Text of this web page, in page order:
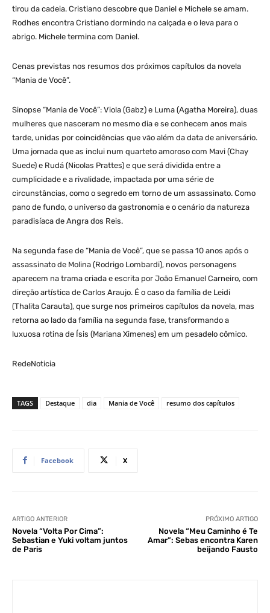
tirou da cadeia. Cristiano descobre que Daniel e Michele se amam.
Rodhes encontra Cristiano dormindo na calçada e o leva para o
abrigo. Michele termina com Daniel.
Cenas previstas nos resumos dos próximos capítulos da novela
“Mania de Você”.
Sinopse “Mania de Você”: Viola (Gabz) e Luma (Agatha Moreira), duas
mulheres que nasceram no mesmo dia e se conhecem anos mais
tarde, unidas por coincidências que vão além da data de aniversário.
Uma jornada que as inclui num quarteto amoroso com Mavi (Chay
Suede) e Rudá (Nicolas Prattes) e que será dividida entre a
cumplicidade e a rivalidade, impactada por uma série de
circunstâncias, como o segredo em torno de um assassinato. Como
pano de fundo, o universo da gastronomia e o cenário da natureza
paradisíaca de Angra dos Reis.
Na segunda fase de “Mania de Você”, que se passa 10 anos após o
assassinato de Molina (Rodrigo Lombardi), novos personagens
aparecem na trama criada e escrita por João Emanuel Carneiro, com
direção artística de Carlos Araujo. É o caso da família de Leidi
(Thalita Carauta), que surge nos primeiros capítulos da novela, mas
retorna ao lado da família na segunda fase, transformando a
luxuosa rotina de Ísis (Mariana Ximenes) em um pesadelo cômico.
RedeNoticia
TAGS Destaque dia Mania de Você resumo dos capítulos
Facebook X
ARTIGO ANTERIOR
Novela “Volta Por Cima”:
Sebastian e Yuki voltam juntos
de Paris
PRÓXIMO ARTIGO
Novela “Meu Caminho é Te
Amar”: Sebas encontra Karen
beijando Fausto